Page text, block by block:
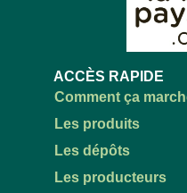
ACCÈS RAPIDE
Comment ça
Les produits
Les dépôts
Les producteurs